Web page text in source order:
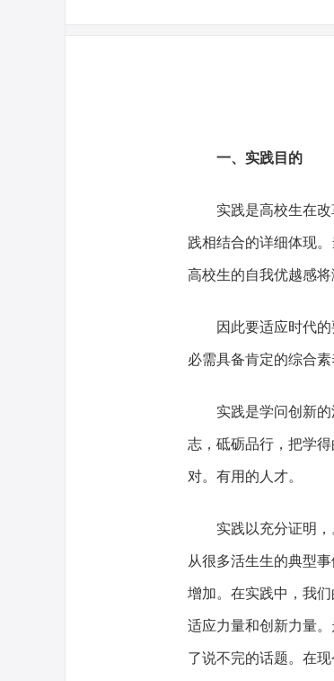
一、实践目的
实践是高校生在改
践相结合的详细体现
高校生的自我优越感将
因此要适应时代的
必需具备肯定的综合素
实践是学问创新的
志，砥砺品行，把学
对。有用的人才。
实践以充分证明，
从很多活生生的典型
增加。在实践中，我
适应力量和创新力量
了说不完的话题。在